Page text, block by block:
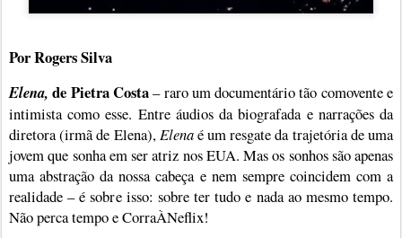
Por Rogers Silva
Elena, de Pietra Costa– raro um documentário tão comovente e
intimista como esse. Entre áudios da biografada e narrações da
diretora (irmã de Elena), Elenaé um resgate da trajetória de uma
jovem que sonha em ser atriz nos EUA. Mas os sonhos são apenas
uma abstração da nossa cabeça e nem sempre coincidem com a
realidade – é sobre isso: sobre ter tudo e nada ao mesmo tempo.
Não perca tempo e CorraÀNeflix!